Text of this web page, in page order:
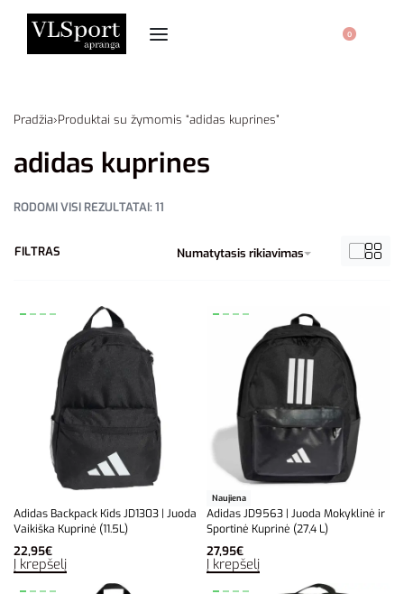
0
Pradžia›Produktai su žymomis “adidas kuprines”
adidas kuprines
RODOMI VISI REZULTATAI: 11
Numatytasis rikiavimas
FILTRAS
Adidas Backpack Kids JD1303 | Juoda
Vaikiška Kuprinė (11.5L)
22,95€
Į krepšelį
Naujiena
Adidas JD9563 | Juoda Mokyklinė ir
Sportinė Kuprinė (27,4 L)
27,95€
Į krepšelį